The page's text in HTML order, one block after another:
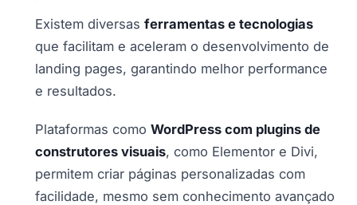
Existem diversas ferramentas e tecnologias
que facilitam e aceleram o desenvolvimento de
landing pages, garantindo melhor performance
e resultados.
Plataformas como WordPress com plugins de
construtores visuais, como Elementor e Divi,
permitem criar páginas personalizadas com
facilidade, mesmo sem conhecimento avançado